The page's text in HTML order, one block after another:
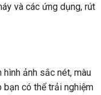
và các ứng dụng, rút
ảnh sắc nét, màu
bạn có thể trải nghiệm